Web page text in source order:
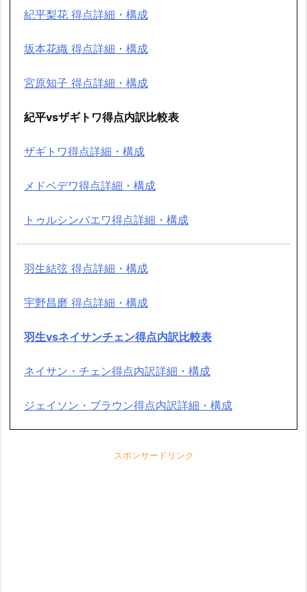
紀平梨花 得点詳細・構成
坂本花織 得点詳細・構成
宮原知子 得点詳細・構成
紀平vsザギトワ得点内訳比較表
ザギトワ得点詳細・構成
メドベデワ得点詳細・構成
トゥルシンバエワ得点詳細・構成
羽生結弦 得点詳細・構成
宇野昌磨 得点詳細・構成
羽生vsネイサンチェン得点内訳比較表
ネイサン・チェン得点内訳詳細・構成
ジェイソン・ブラウン得点内訳詳細・構成
スポンサードリンク